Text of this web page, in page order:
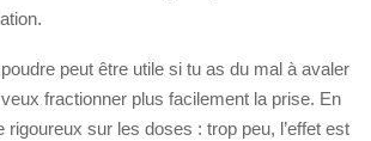
peut être utile si tu as du mal à avaler
fractionner plus facilement la prise. En
rigoureux sur les doses : trop peu, l’effet est